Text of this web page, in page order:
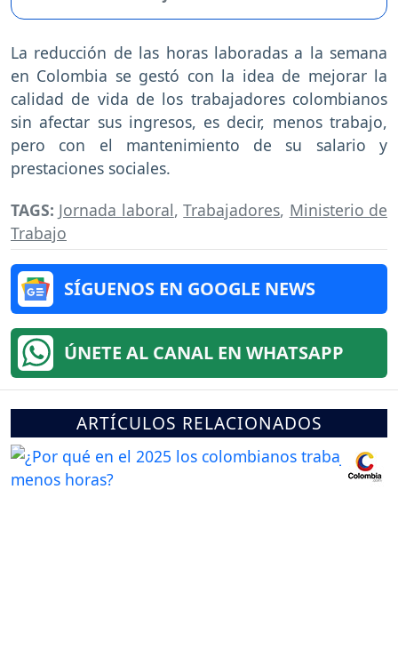
La reducción de las horas laboradas a la semana
en Colombia se gestó con la idea de mejorar la
calidad de vida de los trabajadores colombianos
sin afectar sus ingresos, es decir, menos trabajo,
pero con el mantenimiento de su salario y
prestaciones sociales.
TAGS: Jornada laboral,Trabajadores, Ministerio de
Trabajo
SÍGUENOS EN GOOGLE NEWS
ÚNETE AL CANAL EN WHATSAPP
ARTÍCULOS RELACIONADOS